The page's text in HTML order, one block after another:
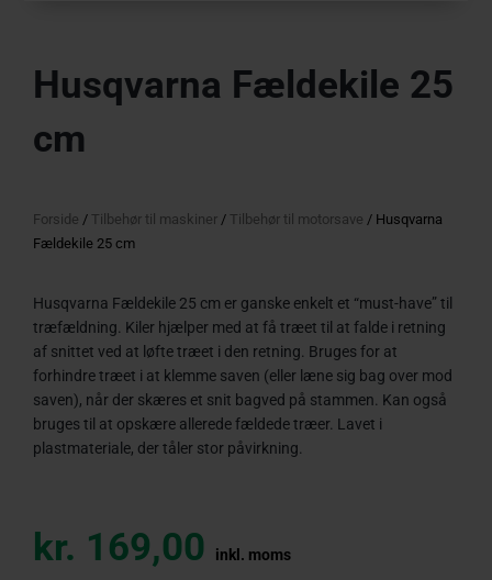
Husqvarna Fældekile 25
cm
Forside / Tilbehør til maskiner / Tilbehør til motorsave / Husqvarna
Fældekile 25 cm
Husqvarna Fældekile 25 cm er ganske enkelt et “must-have” til
træfældning. Kiler hjælper med at få træet til at falde i retning
af snittet ved at løfte træet i den retning. Bruges for at
forhindre træet i at klemme saven (eller læne sig bag over mod
saven), når der skæres et snit bagved på stammen. Kan også
bruges til at opskære allerede fældede træer. Lavet i
plastmateriale, der tåler stor påvirkning.
kr. 169,00 inkl. moms